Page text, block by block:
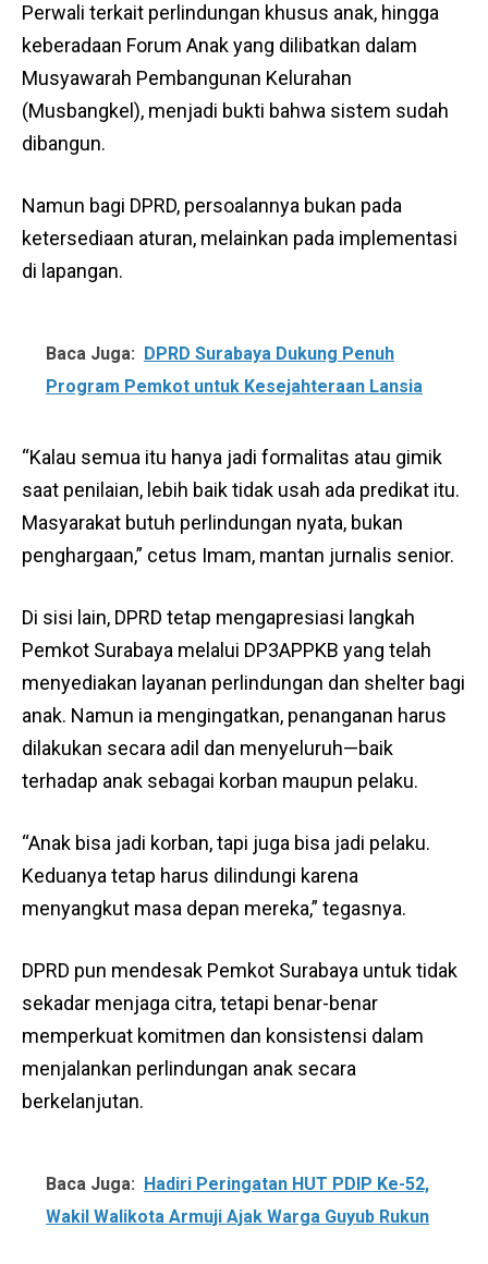
Perwali terkait perlindungan khusus anak, hingga
keberadaan Forum Anak yang dilibatkan dalam
Musyawarah Pembangunan Kelurahan
(Musbangkel), menjadi bukti bahwa sistem sudah
dibangun.
Namun bagi DPRD, persoalannya bukan pada
ketersediaan aturan, melainkan pada implementasi
di lapangan.
Baca Juga: DPRD Surabaya Dukung Penuh
Program Pemkot untuk Kesejahteraan Lansia
“Kalau semua itu hanya jadi formalitas atau gimik
saat penilaian, lebih baik tidak usah ada predikat itu.
Masyarakat butuh perlindungan nyata, bukan
penghargaan,” cetus Imam, mantan jurnalis senior.
Di sisi lain, DPRD tetap mengapresiasi langkah
Pemkot Surabaya melalui DP3APPKB yang telah
menyediakan layanan perlindungan dan shelter bagi
anak. Namun ia mengingatkan, penanganan harus
dilakukan secara adil dan menyeluruh—baik
terhadap anak sebagai korban maupun pelaku.
“Anak bisa jadi korban, tapi juga bisa jadi pelaku.
Keduanya tetap harus dilindungi karena
menyangkut masa depan mereka,” tegasnya.
DPRD pun mendesak Pemkot Surabaya untuk tidak
sekadar menjaga citra, tetapi benar-benar
memperkuat komitmen dan konsistensi dalam
menjalankan perlindungan anak secara
berkelanjutan.
Baca Juga: Hadiri Peringatan HUT PDIP Ke-52,
Wakil Walikota Armuji Ajak Warga Guyub Rukun